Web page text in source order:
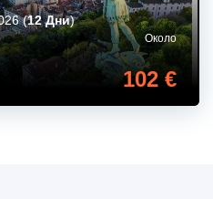
Около
102 €
(12 Дни)